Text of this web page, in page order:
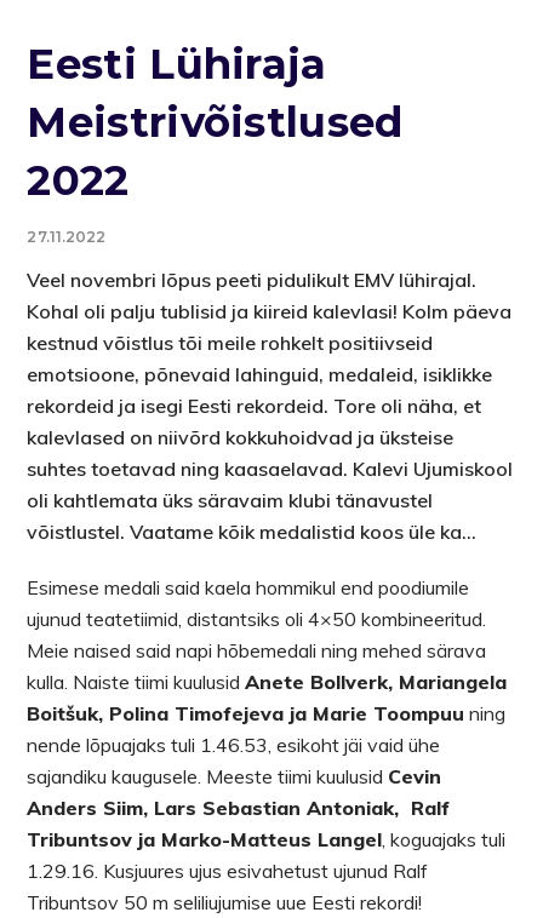
Eesti Lühiraja
Meistrivõistlused
2022
27.11.2022
Veel novembri lõpus peeti pidulikult EMV lühirajal.
Kohal oli palju tublisid ja kiireid kalevlasi! Kolm päeva
kestnud võistlus tõi meile rohkelt positiivseid
emotsioone, põnevaid lahinguid, medaleid, isiklikke
rekordeid ja isegi Eesti rekordeid. Tore oli näha, et
kalevlased on niivõrd kokkuhoidvad ja üksteise
suhtes toetavad ning kaasaelavad. Kalevi Ujumiskool
oli kahtlemata üks säravaim klubi tänavustel
võistlustel. Vaatame kõik medalistid koos üle ka…
Esimese medali said kaela hommikul end poodiumile
ujunud teatetiimid, distantsiks oli 4×50 kombineeritud.
Meie naised said napi hõbemedali ning mehed särava
kulla. Naiste tiimi kuulusidAnete Bollverk, Mariangela
Boitšuk, Polina Timofejeva ja Marie Toompuu ning
nende lõpuajaks tuli 1.46.53, esikoht jäi vaid ühe
sajandiku kaugusele. Meeste tiimi kuulusid Cevin
Anders Siim, Lars Sebastian Antoniak, Ralf
Tribuntsov ja Marko-Matteus Langel, koguajaks tuli
1.29.16. Kusjuures ujus esivahetust ujunud Ralf
Tribuntsov 50 m seliliujumise uue Eesti rekordi!